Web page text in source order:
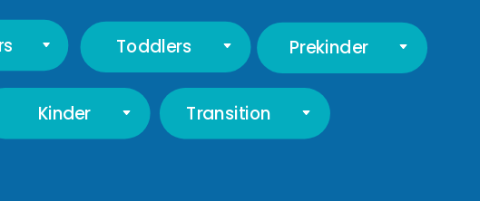
Toddlers Prekinder
Kinder Transition